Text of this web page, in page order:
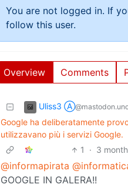
You are not logged in. If
follow this user.
Overview Comments
Uliss3 Ⓐ
Google ha deliberatamente
utilizzavano più i servizi Google.
1
· 3
@informapirata
GOOGLE IN GALERA!!